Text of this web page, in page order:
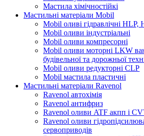
Мастила хімічностійкі
Мастильні матеріали Mobil
Mobil оливі гідравлічні
Mobil оливи індустріальні
Mobil оливи компресорні
Mobil оливи моторні LKW
будівельної та дорожньої
Mobil оливи редукторні CLP
Mobil мастила пластичні
Мастильні матеріали Ravenol
Ravenol автохімія
Ravenol антифриз
Ravenol оливи ATF акпп і
Ravenol оливи
сервоприводів